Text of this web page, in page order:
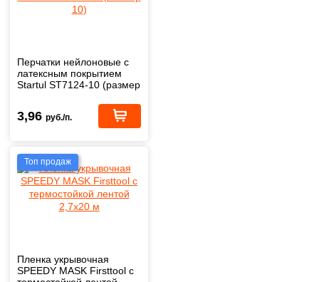
Перчатки нейлоновые с
латексным покрытием
Startul ST7124-10 (размер
3,96 руб./п.
Топ продаж
Пленка укрывочная
SPEEDY MASK Firsttool с